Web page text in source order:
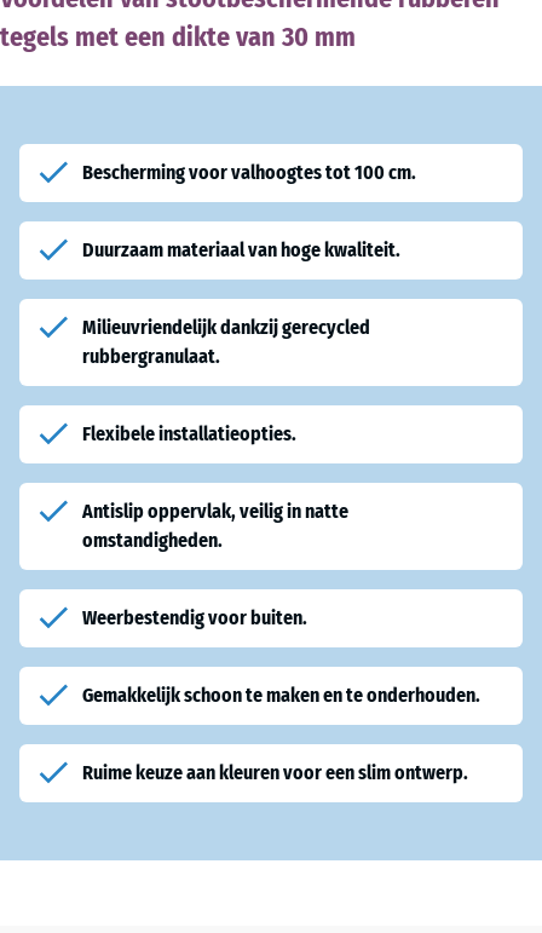
tegels met een dikte van 30 mm
Bescherming voor valhoogtes tot 100 cm.
Duurzaam materiaal van hoge kwaliteit.
Milieuvriendelijk dankzij gerecycled
rubbergranulaat.
Flexibele installatieopties.
Antislip oppervlak, veilig in natte
omstandigheden.
Weerbestendig voor buiten.
Gemakkelijk schoon te maken en te onderhouden.
Ruime keuze aan kleuren voor een slim ontwerp.